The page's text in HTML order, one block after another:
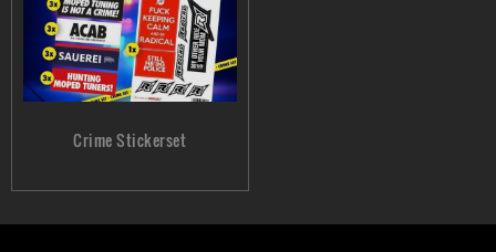
Crime Stickerset